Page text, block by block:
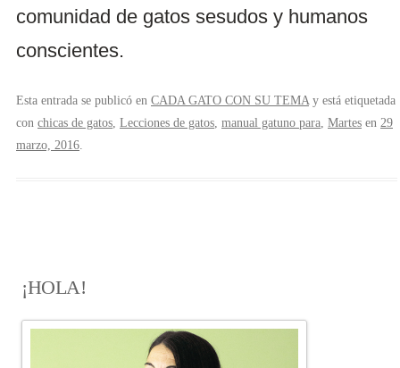
comunidad de gatos sesudos y humanos
conscientes.
Esta entrada se publicó en CADA GATO CON SU TEMA y está etiquetada
con chicas de gatos Lecciones de gatos manual gatuno para Martes en 29
marzo, 2016
¡HOLA!